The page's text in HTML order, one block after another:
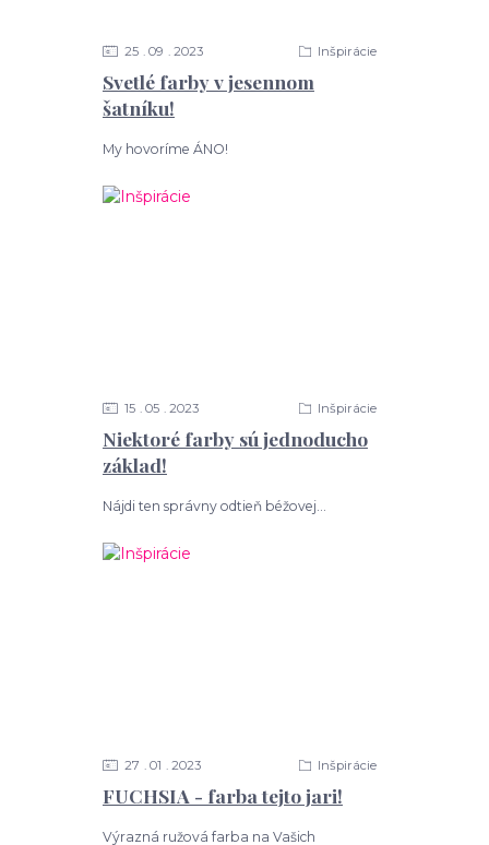
Svetlé farby v jesennom
šatníku!
25 09 2023 Inšpirácie
My hovoríme ÁNO!
Niektoré farby sú jednoducho
základ!
15 05 2023 Inšpirácie
Nájdi ten správny odtieň béžovej...
FUCHSIA - farba tejto jari!
27 01 2023 Inšpirácie
Výrazná ružová farba na Vašich